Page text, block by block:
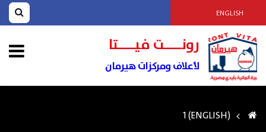
ENGLISH
رونــــت فيــــتا
لأعلاف ومركزات هيرمان
(ENGLISH) 1